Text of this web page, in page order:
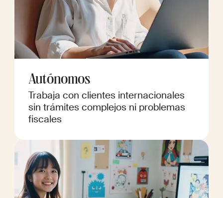
Autónomos
Trabaja con clientes internacionales
sin trámites complejos ni problemas
fiscales